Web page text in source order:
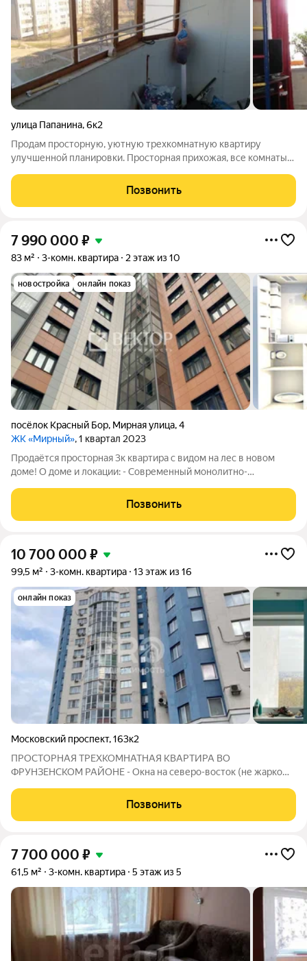
улица Папанина,6к2
Продам просторную, уютную трехкомнатную квартиру
улучшенной планировки. Просторная прихожая, все комнаты
разные стороны, большой совмещенный санузел и гостевой с/
у. Счетчики на газ и воду
Позвонить
7 990 000 ₽
83 м² 3-комн. квартира 2 этаж из 10
новостройка онлайн показ
посёлок Красный Бор, Мирная улица,4
ЖК «Мирный», 1 квартал 2023
Продаётся просторная 3к квартира с видом на лес в новом
доме! О доме и локации: - Современный монолитно-
звукоизоляция. - Общая площадь 83 м. Формат просторной
квартиры с огромной кухней-гостиной (24
Позвонить
10 700 000 ₽
99,5 м² 3-комн. квартира 13 этаж из 16
онлайн показ
Московский проспект,163к2
ПРОСТОРНАЯ ТРЕХКОМНАТНАЯ КВАРТИРА ВО
ФРУНЗЕНСКОМ РАЙОНЕ - Окна на северо-восток (не жарко
ванной теплый пол - Видеодомофон и видеонаблюдение по
всей территории - Консьерж - 2 санузла
Позвонить
7 700 000 ₽
61,5 м² 3-комн. квартира 5 этаж из 5